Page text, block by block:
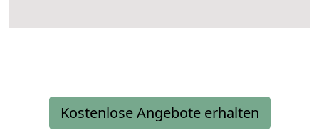
Kostenlose Angebote erhalten